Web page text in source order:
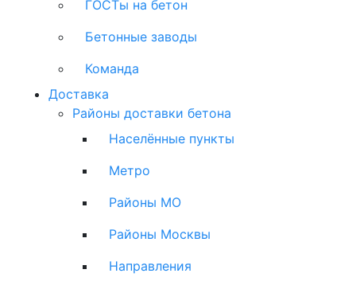
ГОСТы на бетон
Бетонные заводы
Команда
Доставка
Районы доставки бетона
Населённые пункты
Метро
Районы МО
Районы Москвы
Направления